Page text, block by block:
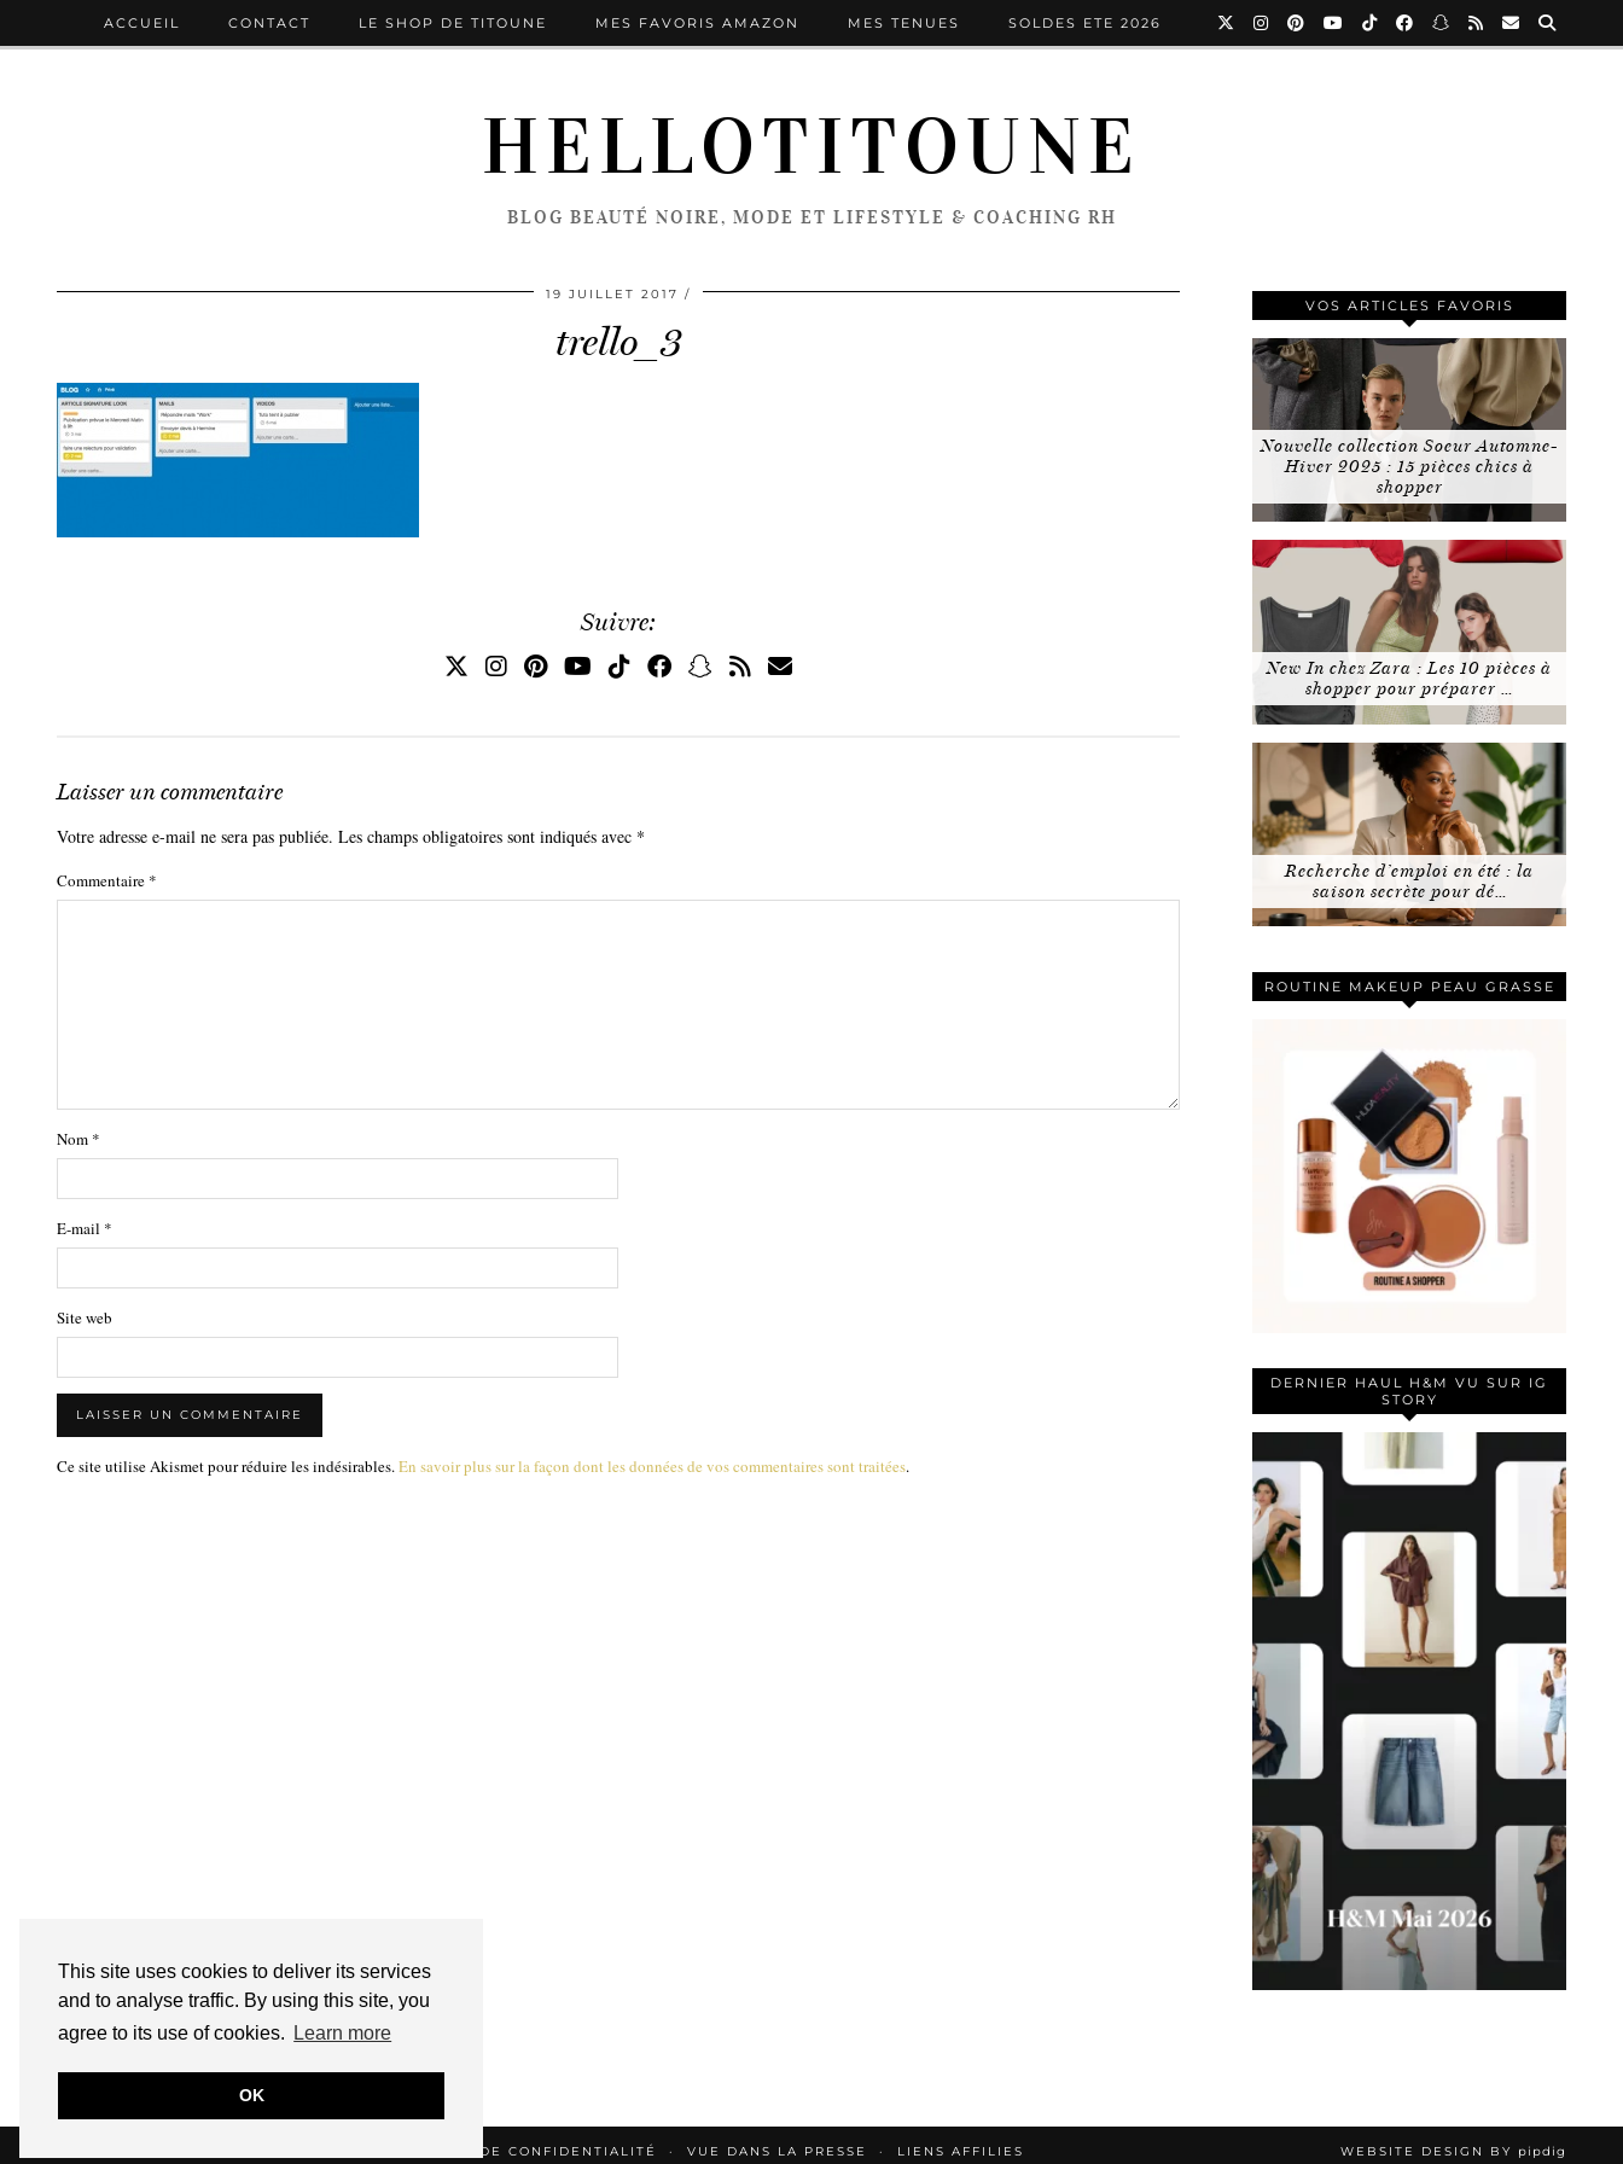
This site uses cookies to deliver its services
and to analyse traffic. By using this site, you
agree to its use of cookies.
Learn more
OK
HELLOTITOUNE
BLOG BEAUTÉ NOIRE, MODE ET LIFESTYLE & COACHING RH
ACCUEIL CONTACT LE SHOP DE TITOUNE MES FAVORIS AMAZON MES TENUES SOLDES ETE 2026
19 JUILLET 2017
trello_3
Suivre:
Laisser un commentaire
Votre adresse e-mail ne sera pas publiée. Les champs obligatoires sont indiqués avec *
Commentaire *
Nom *
E-mail *
Site web
Ce site utilise Akismet pour réduire les indésirables. En savoir plus sur la façon dont les données de vos commentaires sont traitées.
VOS ARTICLES FAVORIS
Nouvelle collection Soeur Automne-
Hiver 2025 : 15 pièces chics à
shopper
New In chez Zara : Les 10 pièces à
shopper pour préparer …
Recherche d’emploi en été : la
saison secrète pour dé…
ROUTINE MAKEUP PEAU GRASSE
DERNIER HAUL H&M VU SUR IG
STORY
POLITIQUE DE CONFIDENTIALITÉ VUE DANS LA PRESSE LIENS AFFILIES WEBSITE DESIGN BY pipdig